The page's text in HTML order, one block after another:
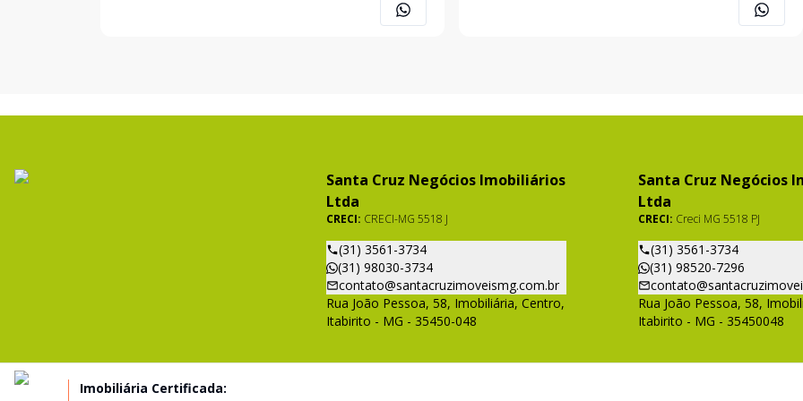
Santa Cruz Negócios Imobiliários
Ltda
CRECI: CRECI-MG 5518 J
(31) 3561-3734
(31) 98030-3734
contato@santacruzimoveismg.com.br
Rua João Pessoa, 58, Imobiliária, Centro,
Itabirito - MG - 35450-048
Santa Cruz Negócios
Ltda
CRECI: Creci MG 5518 PJ
(31) 3561-3734
(31) 98520-7296
Rua João Pessoa, 58,
Itabirito - MG - 35450048
Imobiliária Certificada: